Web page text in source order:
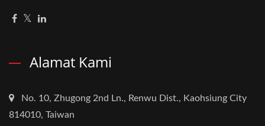
Alamat Kami
No. 10, Zhugong 2nd Ln., Renwu Dist., Kaohsiung City
814010, Taiwan